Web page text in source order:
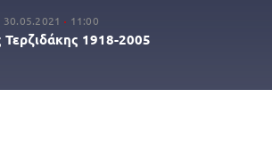
30.05.2021 11:00
Τερζιδάκης 1918-2005